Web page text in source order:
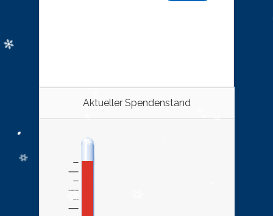
Aktueller Spendenstand